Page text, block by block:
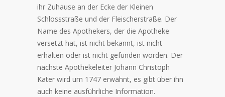
ihr Zuhause an der Ecke der Kleinen
Schlossstraße und der Fleischerstraße. Der
Name des Apothekers, der die Apotheke
versetzt hat, ist nicht bekannt, ist nicht
erhalten oder ist nicht gefunden worden. Der
nächste Apothekeleiter Johann Christoph
Kater wird um 1747 erwähnt, es gibt über ihn
auch keine ausführliche Information.